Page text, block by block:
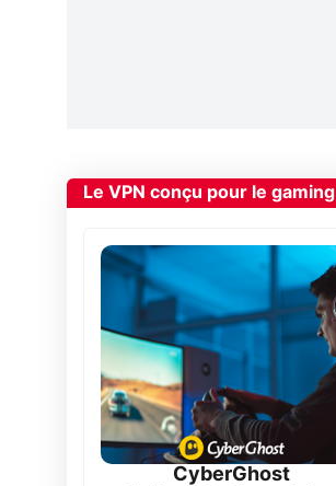
Le VPN conçu pour le gaming
CyberGhost